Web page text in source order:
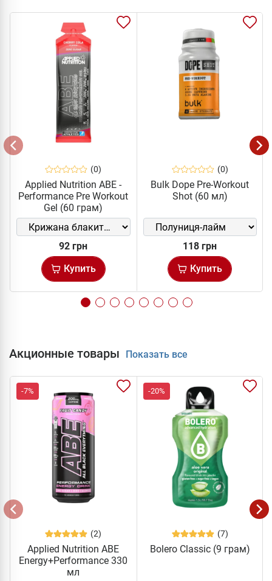
(0)
Applied Nutrition ABE -
Performance Pre Workout
Gel (60 грам)
92 грн
Купить
(0)
Bulk Dope Pre-Workout
Shot (60 мл)
118 грн
Купить
Акционные товары Показать все
-7%
(2)
Applied Nutrition ABE
Energy+Performance 330
мл
-20%
(7)
Bolero Classic (9 грам)